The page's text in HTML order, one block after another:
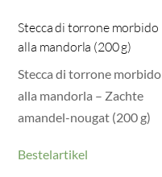
Stecca di torrone morbido
alla mandorla (200 g)
Stecca di torrone morbido
alla mandorla – Zachte
amandel-nougat (200 g)
Bestelartikel